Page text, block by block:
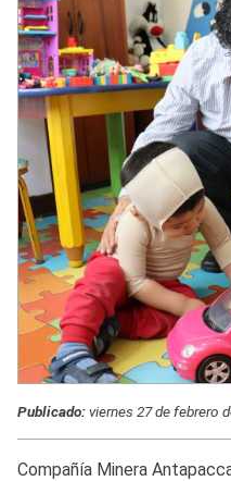
Publicado:viernes 27 de febrero
Compañía Minera